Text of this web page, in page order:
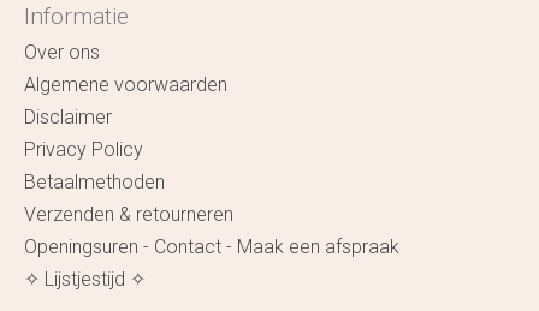
Informatie
Over ons
Algemene voorwaarden
Disclaimer
Privacy Policy
Betaalmethoden
Verzenden & retourneren
Openingsuren - Contact - Maak een afspraak
✧ Lijstjestijd ✧